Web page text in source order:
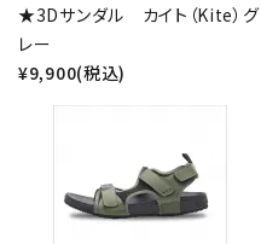
★3Dサンダル カイト（Kite）グ
レー
¥9,900(税込)